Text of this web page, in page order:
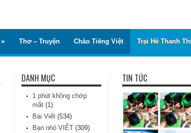
Thơ – Truyện Chào Tiếng Việt Trại Hè Thanh
DANH MỤC
1 phút không chớp
mắt (1)
Bài Viết (534)
Bạn nhỏ VIẾT (309)
TIN TỨC